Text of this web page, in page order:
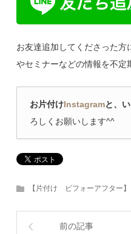
お友達追加してくださった方
やセミナーなどの情報を不定
お片付けInstagramと、
ろしくお願いします^^
【片付け ビフォーアフター】
前の記事